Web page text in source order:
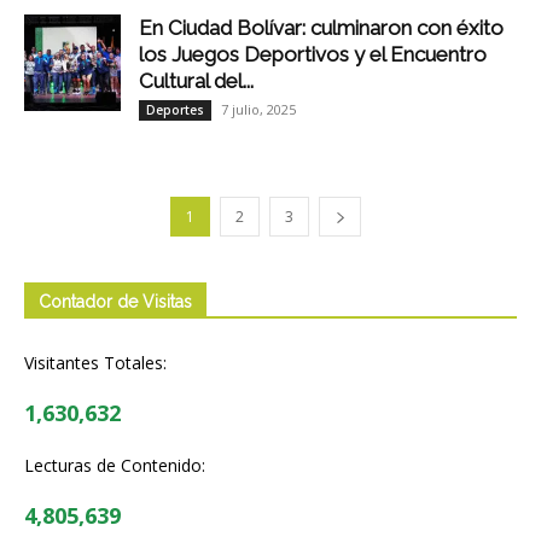
En Ciudad Bolívar: culminaron con éxito
los Juegos Deportivos y el Encuentro
Cultural del...
Deportes 7 julio, 2025
1 2 3
Contador de Visitas
Visitantes Totales:
1,630,632
Lecturas de Contenido:
4,805,639